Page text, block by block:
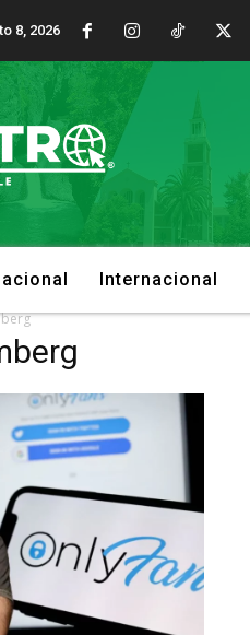
8, 2026
Internacional